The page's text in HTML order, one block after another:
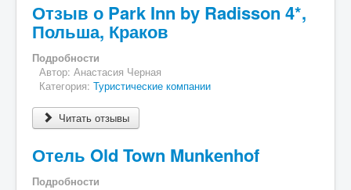
Отзыв о Park Inn by Radisson 4*,
Польша, Краков
Подробности
Автор: Анастасия Черная
Категория: Туристические компании
Читать отзывы
Отель Old Town Munkenhof
Подробности